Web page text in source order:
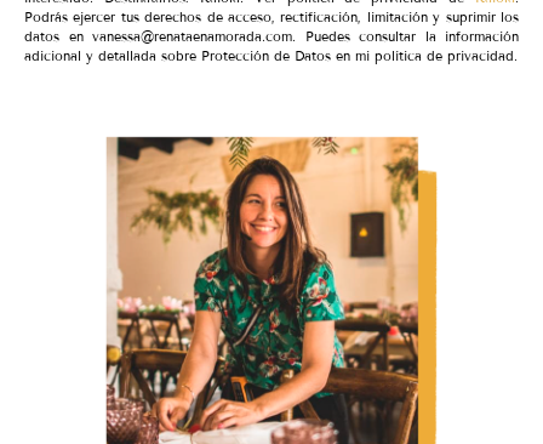
Podrás ejercer tus derechos de acceso, rectificación, limitación y suprimir los
datos en vanessa@renataenamorada.com. Puedes consultar la información
adicional y detallada sobre Protección de Datos en mi política de privacidad.